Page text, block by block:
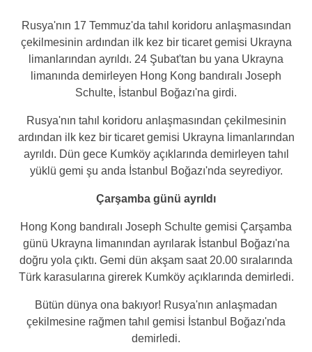
Rusya'nın 17 Temmuz'da tahıl koridoru anlaşmasından
çekilmesinin ardından ilk kez bir ticaret gemisi Ukrayna
limanlarından ayrıldı. 24 Şubat'tan bu yana Ukrayna
limanında demirleyen Hong Kong bandıralı Joseph
Schulte, İstanbul Boğazı'na girdi.
Rusya'nın tahıl koridoru anlaşmasından çekilmesinin
ardından ilk kez bir ticaret gemisi Ukrayna limanlarından
ayrıldı. Dün gece Kumköy açıklarında demirleyen tahıl
yüklü gemi şu anda İstanbul Boğazı'nda seyrediyor.
Çarşamba günü ayrıldı
Hong Kong bandıralı Joseph Schulte gemisi Çarşamba
günü Ukrayna limanından ayrılarak İstanbul Boğazı'na
doğru yola çıktı. Gemi dün akşam saat 20.00 sıralarında
Türk karasularına girerek Kumköy açıklarında demirledi.
Bütün dünya ona bakıyor! Rusya'nın anlaşmadan
çekilmesine rağmen tahıl gemisi İstanbul Boğazı'nda
demirledi.